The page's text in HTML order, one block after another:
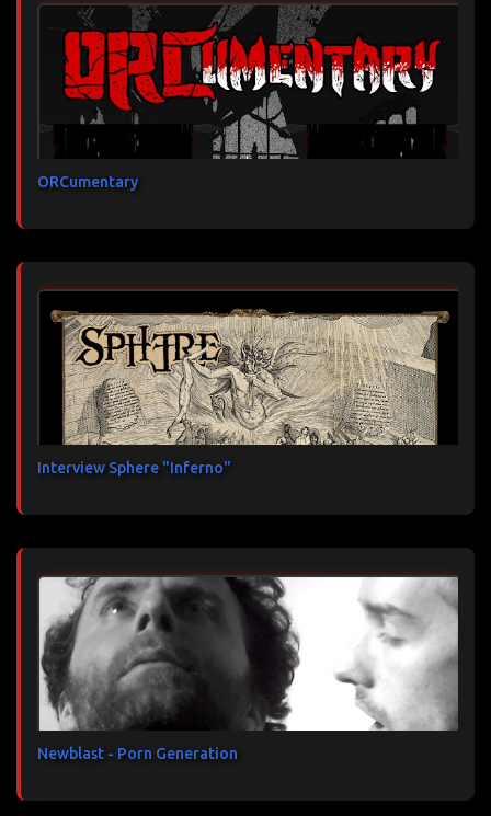
ORCumentary
Interview Sphere "Inferno"
Newblast - Porn Generation